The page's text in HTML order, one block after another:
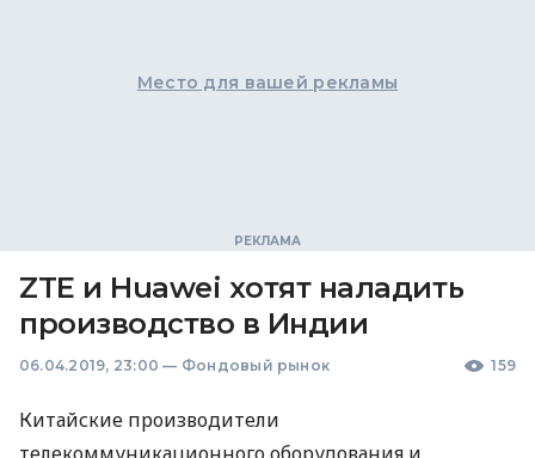
Место для вашей рекламы
ZTE и Huawei хотят наладить
производство в Индии
06.04.2019, 23:00 — Фондовый рынок 159
Китайские производители